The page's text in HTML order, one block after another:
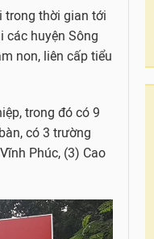
trong thời gian tới
các huyện Sông
non, liên cấp tiểu
trong đó có 9
có 3 trường
Phúc, (3) Cao